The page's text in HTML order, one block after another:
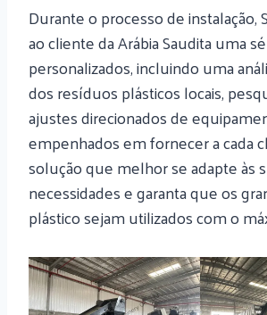
Durante o processo de
ao cliente da Arábia Saudita uma
personalizados, incluindo uma
dos resíduos plásticos locais,
ajustes direcionados de
empenhados em fornecer a cada
solução que melhor se adapte às
necessidades e garanta que os
plástico sejam utilizados com o